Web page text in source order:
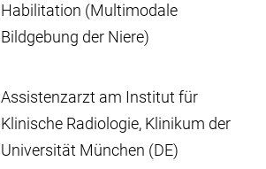
Habilitation (Multimodale
Bildgebung der Niere)
Assistenzarzt am Institut für
Klinische Radiologie, Klinikum der
Universität München (DE)